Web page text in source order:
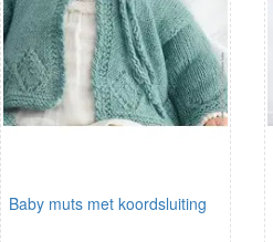
Baby muts met koordsluiting